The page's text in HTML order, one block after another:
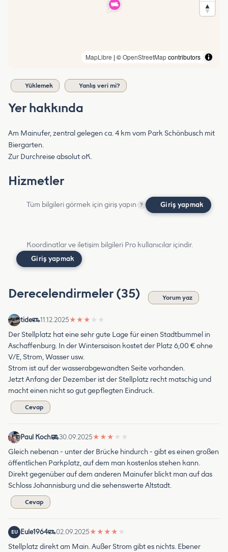
MapLibre | ©OpenStreetMapcontributors
Yüklemek Yanlış veri mi?
Yer hakkında
Am Mainufer, zentral gelegen ca. 4 km vom Park Schönbusch mit
Biergarten.
Zur Durchreise absolut oK.
Hizmetler
Tüm bilgileri görmek için giriş yapın ? Giriş yapmak
Koordinatlar ve iletişim bilgileri Pro kullanıcılar içindir.
Giriş yapmak
Derecelendirmeler (35) Yorum yaz
tide 11.12.2025★ ★ ★ ★ ★
Der Stellplatz hat eine sehr gute Lage für einen Stadtbummel in
Aschaffenburg. In der Wintersaison kostet der Platz 6,00 € ohne
V/E, Strom, Wasser usw.
Strom ist auf der wasserabgewandten Seite vorhanden.
Jetzt Anfang der Dezember ist der Stellplatz recht matschig und
macht einen nicht so gut gepflegten Eindruck.
Cevap
Paul Koch 30.09.2025★ ★ ★ ★ ★
Gleich nebenan - unter der Brücke hindurch - gibt es einen großen
öffentlichen Parkplatz, auf dem man kostenlos stehen kann.
Direkt gegenüber auf dem anderen Mainufer blickt man auf das
Schloss Johannisburg und die sehenswerte Altstadt.
Cevap
EU Eule1964 02.09.2025★ ★ ★ ★ ★
Stellplatz direkt am Main. Außer Strom gibt es nichts. Ebener